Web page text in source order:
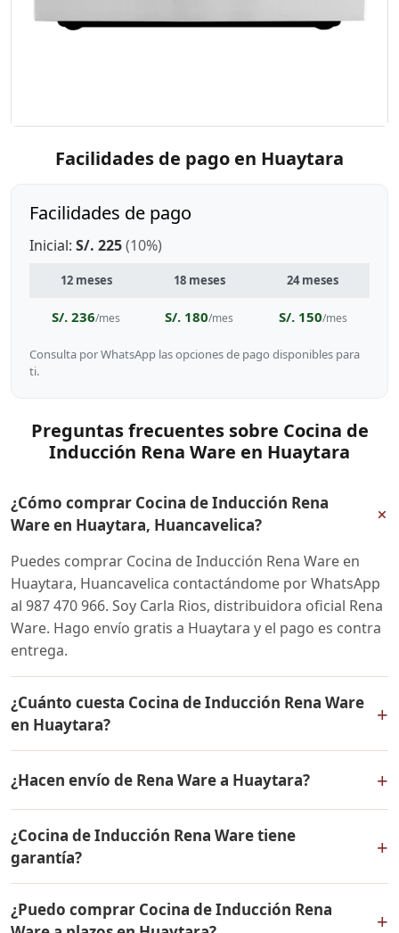
Facilidades de pago en Huaytara
Facilidades de pago
Inicial: S/. 225(10%)
12 meses 18 meses 24 meses
S/. 236/mes S/. 180/mes S/. 150/mes
Consulta por WhatsApp las opciones de pago disponibles para
ti.
Preguntas frecuentes sobre Cocina de
Inducción Rena Ware en Huaytara
¿Cómo comprar Cocina de Inducción Rena
Ware en Huaytara, Huancavelica?
+
Puedes comprar Cocina de Inducción Rena Ware en
Huaytara, Huancavelica contactándome por WhatsApp
al 987 470 966. Soy Carla Rios, distribuidora oficial Rena
Ware. Hago envío gratis a Huaytara y el pago es contra
entrega.
¿Cuánto cuesta Cocina de Inducción Rena Ware
en Huaytara?
+
mismo en todo el Perú. Contáctame por WhatsApp para
conocer el precio actual, promociones disponibles y
facilidades de pago en cuotas desde el 10% de inicial.
¿Hacen envío de Rena Ware a Huaytara? +
Ware a Huaytara, Huancavelica y a todo el Perú. El pago
es contra entrega.
¿Cocina de Inducción Rena Ware tiene
garantía?
+
vida contra defectos de fabricación. Todos los
¿Puedo comprar Cocina de Inducción Rena
+